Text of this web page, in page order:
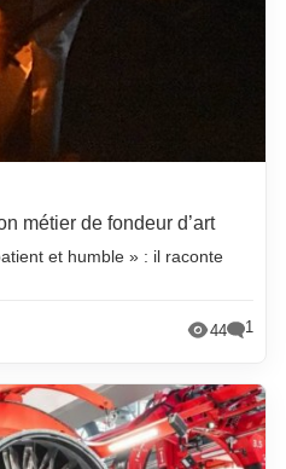
métier de fondeur d’art
et humble » : il raconte
44 1